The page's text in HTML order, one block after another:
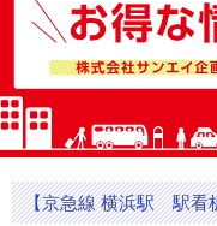
【京急線 横浜駅 駅看